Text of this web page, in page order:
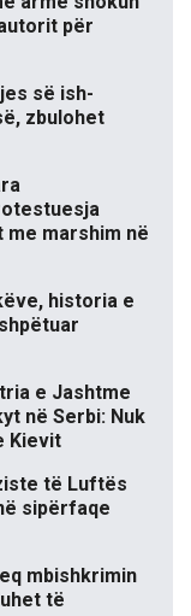
për
së ish-
zbulohet
me marshim në
historia e
e Jashtme
në Serbi: Nuk
Kievit
të Luftës
sipërfaqe
mbishkrimin
të